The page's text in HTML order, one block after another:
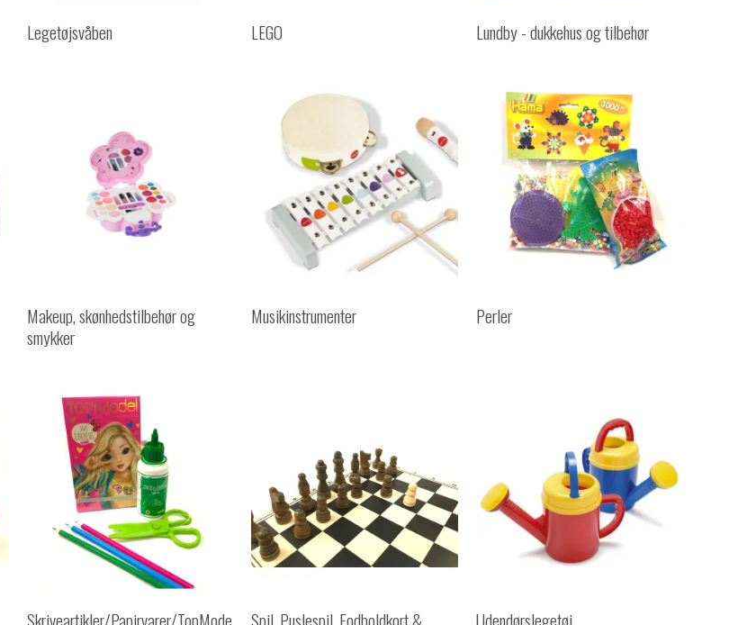
Legetøjsvåben LEGO Lundby - dukkehus og tilbehør
Makeup, skønhedstilbehør og
smykker
Musikinstrumenter Perler